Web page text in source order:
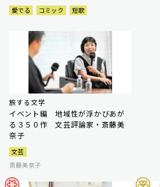
愛でる コミック 短歌
旅する文学
イベント編 地域性が浮かびあが
る３５０作 文芸評論家・斎藤美
奈子
文芸
斎藤美奈子